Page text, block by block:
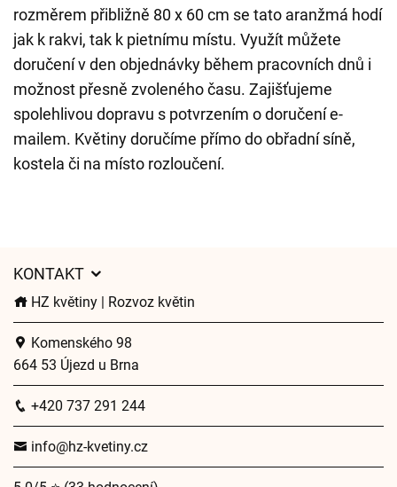
rozměrem přibližně 80 x 60 cm se tato aranžmá hodí
jak k rakvi, tak k pietnímu místu. Využít můžete
doručení v den objednávky během pracovních dnů i
možnost přesně zvoleného času. Zajišťujeme
spolehlivou dopravu s potvrzením o doručení e-
mailem. Květiny doručíme přímo do obřadní síně,
kostela či na místo rozloučení.
KONTAKT
HZ květiny | Rozvoz květin
Komenského 98
664 53 Újezd u Brna
+420 737 291 244
info@hz-kvetiny.cz